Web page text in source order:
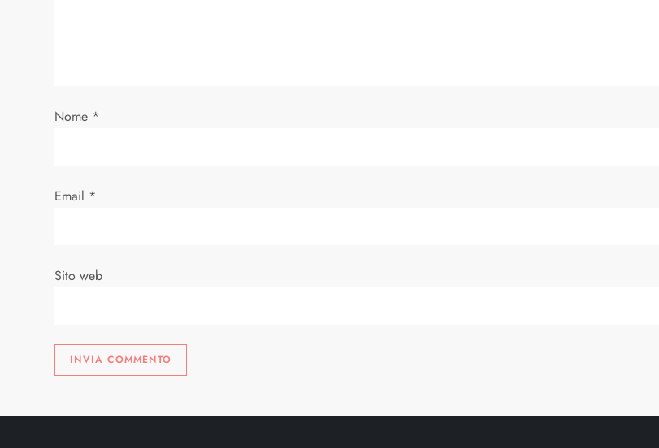
a
t
c
l
Nome *
Email *
Sito web